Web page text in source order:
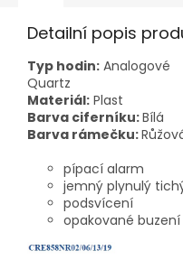
Detailní popis
Typ hodin: Analogové
Quartz
Materiál: Plast
Barva ciferníku:Bílá
Barva rámečku:
pípací alarm
jemný plynulý
podsvícení
opakované buzení